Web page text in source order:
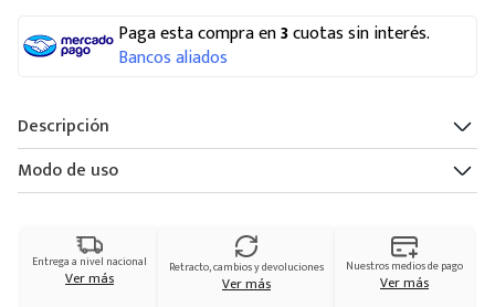
Paga esta compra en3cuotas sin interés.
Bancos aliados
Descripción
Modo de uso
Entrega a nivel nacional
Ver más Retracto, cambios y devoluciones
Ver más
Nuestros medios de pago
Ver más